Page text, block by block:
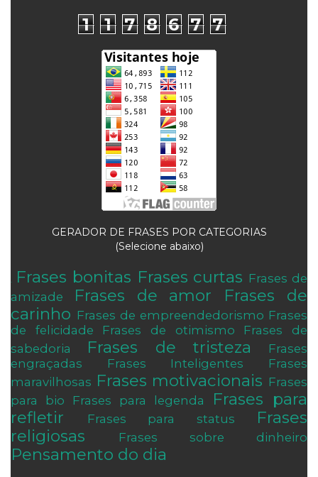
1 1 7 8 6 7 7
GERADOR DE FRASES POR CATEGORIAS
(Selecione abaixo)
Frases bonitas Frases curtas Frases de
amizade
Frases de amor
Frases de
carinho Frases de empreendedorismo Frases
de felicidade
Frases de otimismo
Frases de
sabedoria
Frases de tristeza
Frases
engraçadas
Frases Inteligentes
Frases
maravilhosas Frases motivacionais Frases
para bio
Frases para legenda
Frases para
refletir
Frases para status
Frases
religiosas
Frases sobre dinheiro
Pensamento do dia